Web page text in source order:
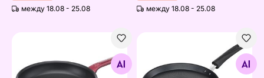
между 18.08 - 25.08 между 18.08 - 25.08
Найдите похожие
Сковорода для блинов
Найдите похожие